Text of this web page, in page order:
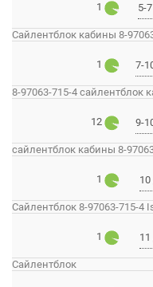
1 5-
Сайлентблок кабины 8-
1 7-
8-97063-715-4 сайлентблок
12 9-
сайлентблок кабины 8-
1
Сайлентблок 8-97063-715-4
1
Сайлентблок